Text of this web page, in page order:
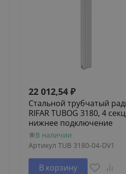
22 012,54 ₽
Стальной трубчатый
RIFAR TUBOG 3180, 4
нижнее подключение
В наличии
Артикул TUB 3180-04-DV1
В корзину